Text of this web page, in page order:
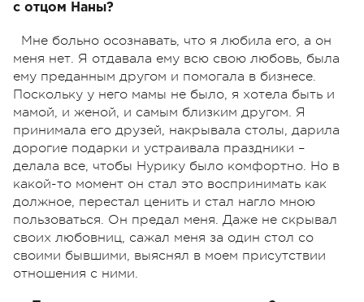
с отцом Наны?
Мне больно осознавать, что я любила его, а он
меня нет. Я отдавала ему всю свою любовь, была
ему преданным другом и помогала в бизнесе.
Поскольку у него мамы не было, я хотела быть и
мамой, и женой, и самым близким другом. Я
принимала его друзей, накрывала столы, дарила
дорогие подарки и устраивала праздники –
делала все, чтобы Нурику было комфортно. Но в
какой-то момент он стал это воспринимать как
должное, перестал ценить и стал нагло мною
пользоваться. Он предал меня. Даже не скрывал
своих любовниц, сажал меня за один стол со
своими бывшими, выяснял в моем присутствии
отношения с ними.